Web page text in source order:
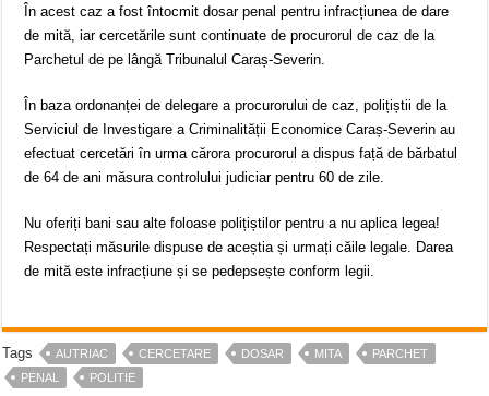
În acest caz a fost întocmit dosar penal pentru infracțiunea de dare
de mită, iar cercetările sunt continuate de procurorul de caz de la
Parchetul de pe lângă Tribunalul Caraș-Severin.
În baza ordonanței de delegare a procurorului de caz, polițiștii de la
Serviciul de Investigare a Criminalității Economice Caraș-Severin au
efectuat cercetări în urma cărora procurorul a dispus față de bărbatul
de 64 de ani măsura controlului judiciar pentru 60 de zile.
Nu oferiți bani sau alte foloase polițiștilor pentru a nu aplica legea!
Respectați măsurile dispuse de aceștia și urmați căile legale. Darea
de mită este infracțiune și se pedepsește conform legii.
Tags AUTRIAC CERCETARE DOSAR MITA
PARCHET
PENAL
POLITIE